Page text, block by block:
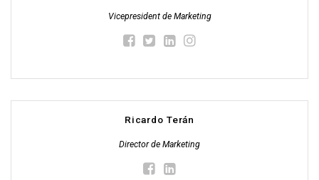
Vicepresident de Marketing
Ricardo Terán
Director de Marketing